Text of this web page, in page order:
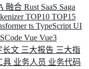
融合 Rust SaaS Saga
TOP10 TOP15
ts TypeScript UI
Vue Vue3
长文 三大报告 三大指
具 业务人员 业务代码